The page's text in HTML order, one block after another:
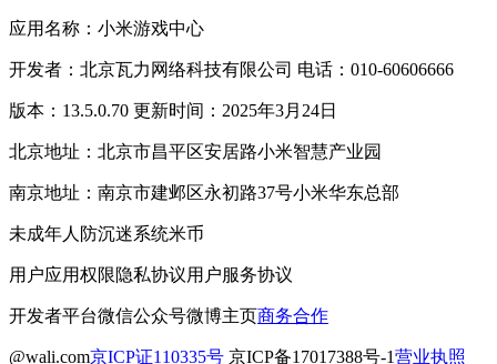
应用名称：小米游戏中心
开发者：北京瓦力网络科技有限公司 电话：010-60606666
版本：13.5.0.70 更新时间：2025年3月24日
北京地址：北京市昌平区安居路小米智慧产业园
南京地址：南京市建邺区永初路37号小米华东总部
未成年人防沉迷系统米币
用户应用权限隐私协议用户服务协议
开发者平台微信公众号微博主页商务合作
@wali.com京ICP证110335号 京ICP备17017388号-1营业执照